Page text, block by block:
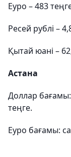
Еуро – 483
Ресей рублі –
Қытай юані –
Астана
Доллар бағамы:
теңге.
Еуро бағамы: